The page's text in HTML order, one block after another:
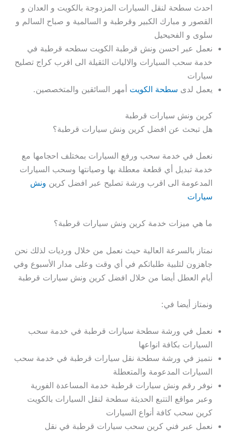
احدث سطحة لنقل السيارات المزدوجة بالكويت و العدان و
القصور و مبارك الكبير وقرطبة و السالمية و صباح السالم و
سلوى و الفحيحيل
نعمل عبر احسن ونش قرطبة الكويت سطحه قرطبة في
خدمة سحب السيارات والاليات الثقيلة الى اقرب كراج تصليح
سيارات
يعمل لدى سطحة الكويت أمهر السائقين والمتخصصين.
كرين ونش سيارات قرطبة
هل تبحث عن افضل كرين ونش سيارات قرطبة؟
نعمل في خدمة سحب ورفع السيارات بمختلف احجامها مع
خدمة تبديل أي قطعة معطلة بها وصيانتها وسحب السيارات
المدعومة الى اقرب ورشة تصليح عبر افضل كرين ونش
سيارات
ما هي ميزات خدمة كرين ونش سيارات قرطبة؟
نمتاز بالسرعة العالية حيث نعمل من خلال ورديات لذلك نحن
جاهزون لتلبية طلباتكم في أي وقت وعلى مدار الأسبوع وفي
أيام العطل أيضا من خلال افضل كرين ونش سيارات قرطبة
ونمتاز أيضا في:
نعمل في ورشة سطحة سيارات قرطبة في خدمة سحب
السيارات بكافة انواعها
نتميز في ورشة سطحة نقل سيارات قرطبة في خدمة سحب
السيارات المدعومة والمتعطلة
نوفر رقم ونش سيارات قرطبة خدمة المساعدة الفورية
وعبر مواقع التتبع الحديثة سطحة لنقل السيارات بالكويت
كرين سحب كافة أنواع السيارات
نعمل عبر فني كرين سحب سيارات قرطبة في نقل